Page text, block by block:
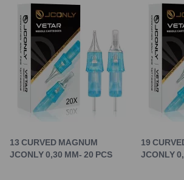
13 CURVED MAGNUM
JCONLY 0,30 MM- 20 PCS
19
JCONLY